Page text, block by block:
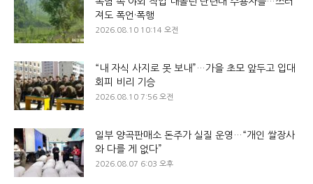
져도 폭언·폭행
2026.08.10 10:14 오전
“내 자식 사지로 못 보내”…가을 초모 앞두고 입대
회피 비리 기승
2026.08.10 7:56 오전
일부 양곡판매소 돈주가 실질 운영…“개인 쌀장사
와 다를 게 없다”
2026.08.07 6:03 오후